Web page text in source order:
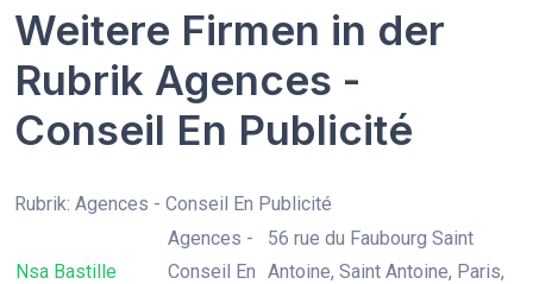
Weitere Firmen in der
Rubrik Agences -
Conseil En Publicité
Rubrik: Agences - Conseil En Publicité
Nsa Bastille
Agences -
Conseil En
56 rue du Faubourg Saint
Antoine, Saint Antoine, Paris,